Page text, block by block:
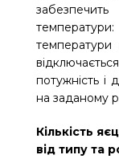
потужність і
на заданому
Кількість
від типу та